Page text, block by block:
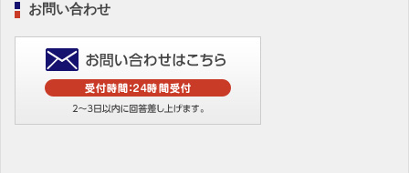
お問い合わせ